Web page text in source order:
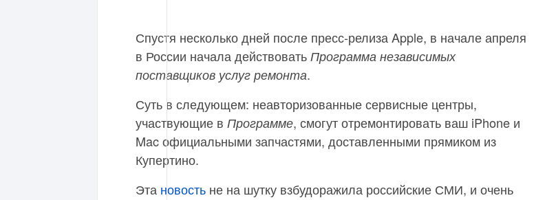
Спустя несколько дней после пресс-релиза Apple, в начале апреля
в России начала действовать Программа независимых
поставщиков услуг ремонта.
Суть в следующем: неавторизованные сервисные центры,
участвующие в Программе, смогут отремонтировать ваш iPhone и
Mac официальными запчастями, доставленными прямиком из
Купертино.
Эта новость не на шутку взбудоражила российские СМИ, и очень